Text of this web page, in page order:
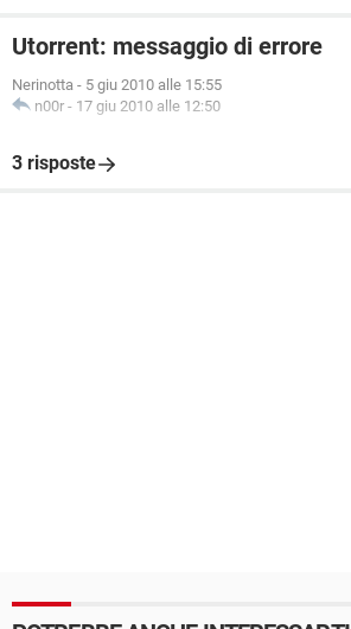
Utorrent: messaggio di errore
Nerinotta - 5 giu 2010 alle 15:55
n00r - 17 giu 2010 alle 12:50
3 risposte